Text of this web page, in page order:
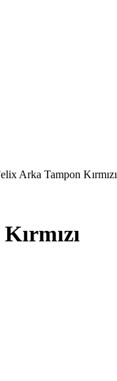
Arka Tampon Kırmızı